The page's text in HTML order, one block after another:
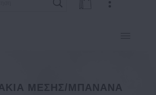
ΜΕΣΗΣ/ΜΠΑΝΑΝΑ